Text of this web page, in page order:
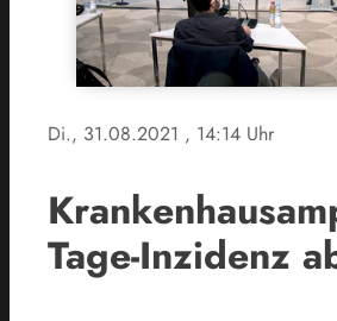
Di., 31.08.2021 , 14:14 Uhr
Tage-Inzidenz